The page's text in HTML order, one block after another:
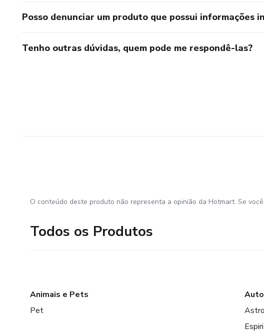
Posso denunciar um produto que possui informações
Tenho outras dúvidas, quem pode me respondê-las?
O conteúdo deste produto não representa a opinião da Hotmart. Se
Todos os Produtos
Animais e Pets
Pet